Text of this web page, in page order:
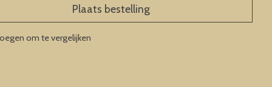
Plaats bestelling
om te vergelijken